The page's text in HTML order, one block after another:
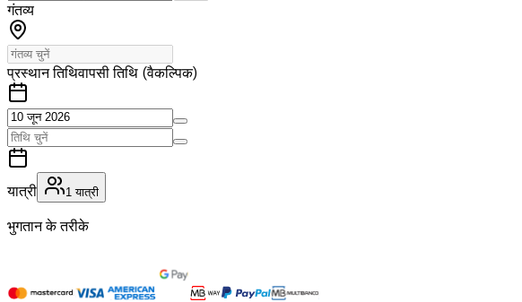
गंतव्य
प्रस्थान तिथिवापसी तिथि (वैकल्पिक)
यात्री 1 यात्री
भुगतान के तरीके